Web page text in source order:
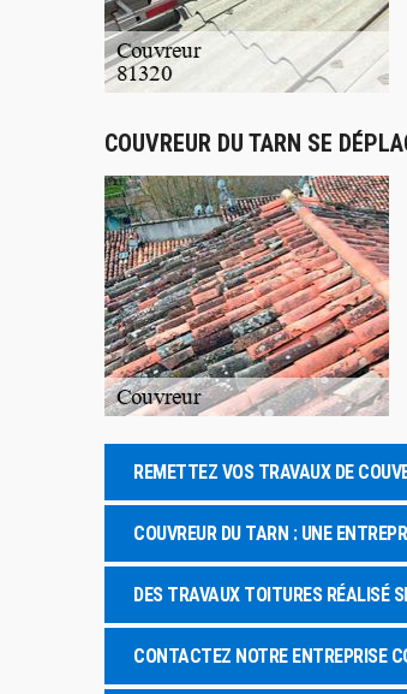
COUVREUR DU TARN SE
REMETTEZ VOS TRAVAUX DE
COUVREUR DU TARN : UNE
DES TRAVAUX TOITURES RÉALISÉ
CONTACTEZ NOTRE ENTREPRISE